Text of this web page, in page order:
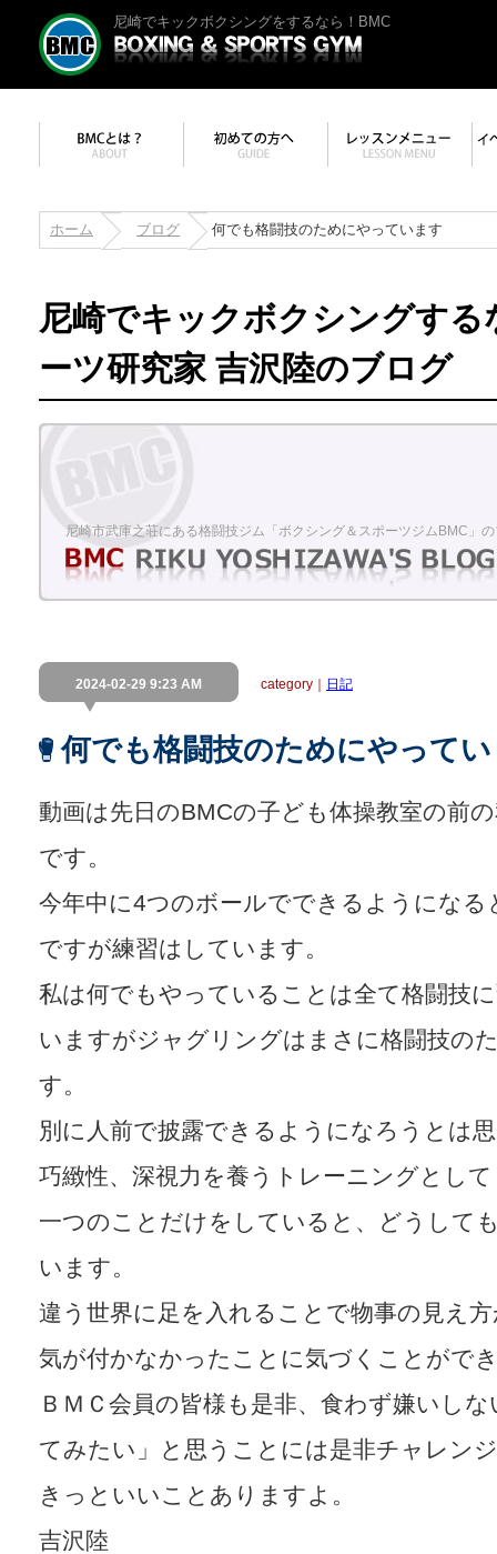
尼崎でキックボクシングをするなら！BMC
ホーム ブログ 何でも格闘技のためにやっています
尼崎でキックボクシングす
ーツ研究家 吉沢陸のブログ
尼崎市武庫之荘にある格闘技ジム「ボクシング＆スポーツジムBMC」
2024-02-29 9:23 AM category｜ 日記
何でも格闘技のためにやって
動画は先日のBMCの子ども体操教室の前
です。
今年中に4つのボールでできるようになる
ですが練習はしています。
私は何でもやっていることは全て格闘技
いますがジャグリングはまさに格闘技の
す。
別に人前で披露できるようになろうとは
巧緻性、深視力を養うトレーニングとし
一つのことだけをしていると、どうして
います。
違う世界に足を入れることで物事の見え
気が付かなかったことに気づくことがで
ＢＭＣ会員の皆様も是非、食わず嫌いし
てみたい」と思うことには是非チャレン
きっといいことありますよ。
吉沢陸